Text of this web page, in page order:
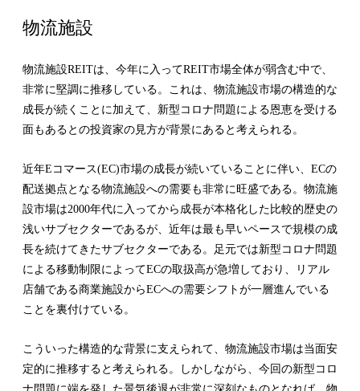
物流施設
物流施設REITは、今年に入ってREIT市場全体が弱含む中で、
非常に堅調に推移している。これは、物流施設市場の構造的な
成長が続くことに加えて、新型コロナ問題による恩恵を受ける
面もあるとの投資家の見方が背景にあると考えられる。
近年Eコマース(EC)市場の成長が続いていることに伴い、ECの
配送拠点となる物流施設への需要も非常に旺盛である。物流施
設市場は2000年代に入ってから成長が本格化した比較的歴史の
浅いサブセクターであるが、近年は最も早いペースで規模の成
長を続けてきたサブセクターである。足元では新型コロナ問題
による移動制限によってECの取扱高が急増しており、リアル
店舗である商業施設からECへの需要シフトが一層進んでいる
ことを裏付けている。
こういった構造的な背景に支えられて、物流施設市場は当面安
定的に推移すると考えられる。しかしながら、今回の新型コロ